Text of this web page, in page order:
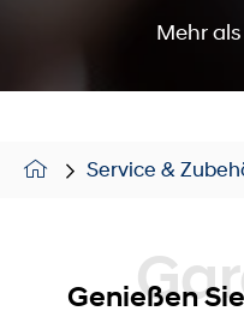
Mehr
Service &
Garantie.
Genießen